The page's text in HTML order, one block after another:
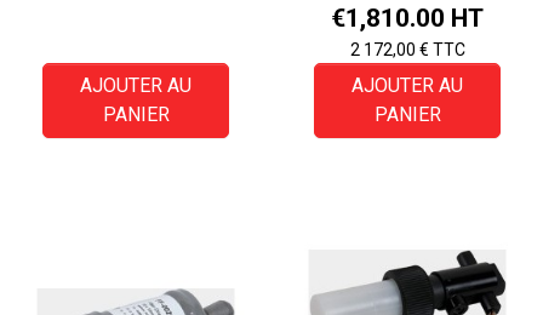
AJOUTER AU
PANIER
Price
€1,810.00 HT
2 172,00 € TTC
AJOUTER AU
PANIER